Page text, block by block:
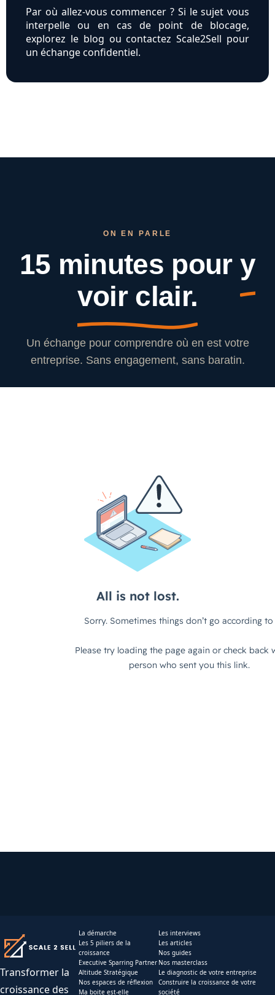
Par où allez-vous commencer ? Si le sujet vous
interpelle ou en cas de point de blocage,
explorez le blog ou contactez Scale2Sell pour
un échange confidentiel.
ON EN PARLE
15 minutes pour y
voir clair.
Un échange pour comprendre où en est votre
entreprise. Sans engagement, sans baratin.
Transformer la
croissance des
La démarche
Les 5 piliers de la
croissance
Executive Sparring Partner
Altitude Stratégique
Nos espaces de réflexion
Ma boite est-elle
Les interviews
Les articles
Nos guides
Nos masterclass
Le diagnostic de votre entreprise
Construire la croissance de votre
société